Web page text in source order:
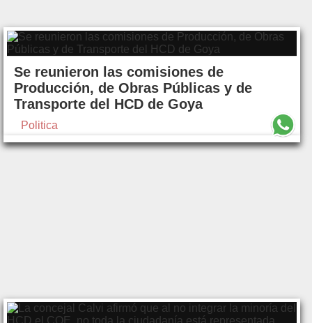
Se reunieron las comisiones de
Producción, de Obras Públicas y de
Transporte del HCD de Goya
Politica